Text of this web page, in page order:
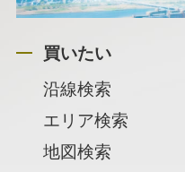
買いたい
沿線検索
エリア検索
地図検索